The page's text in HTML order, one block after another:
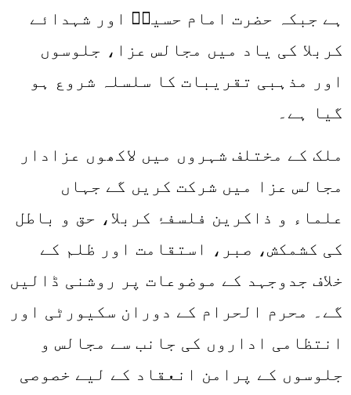
ہے جبکہ حضرت امام حسینؑ اور شہدائے
کربلا کی یاد میں مجالس عزا، جلوسوں
اور مذہبی تقریبات کا سلسلہ شروع ہو
گیا ہے۔
ملک کے مختلف شہروں میں لاکھوں عزادار
مجالس عزا میں شرکت کریں گے جہاں
علماء و ذاکرین فلسفۂ کربلا، حق و باطل
کی کشمکش، صبر، استقامت اور ظلم کے
خلاف جدوجہد کے موضوعات پر روشنی ڈالیں
گے۔ محرم الحرام کے دوران سکیورٹی اور
انتظامی اداروں کی جانب سے مجالس و
جلوسوں کے پرامن انعقاد کے لیے خصوصی